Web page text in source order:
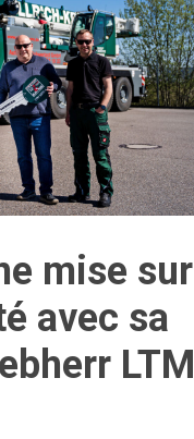
mise sur
avec sa
LTM